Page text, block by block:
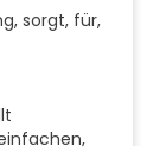
sorgt, für,